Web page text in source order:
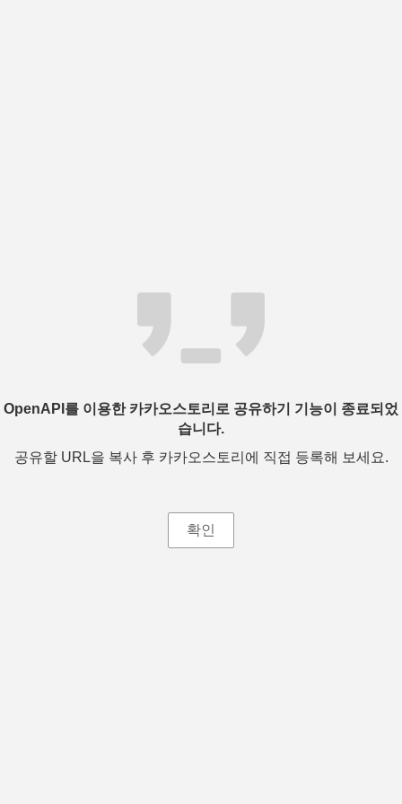
OpenAPI를 이용한 카카오스토리로 공유하기 기능이 종료되었
습니다.
공유할 URL을 복사 후 카카오스토리에 직접 등록해 보세요.
확인